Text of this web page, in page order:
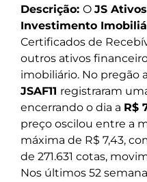
Descrição: O JS
Investimento
Certificados de
outros ativos
imobiliário. No pregão
JSAF11 registraram
encerrando o dia a R$
preço oscilou entre a
máxima de R$ 7,43,
de 271.631 cotas,
Nos últimos 52